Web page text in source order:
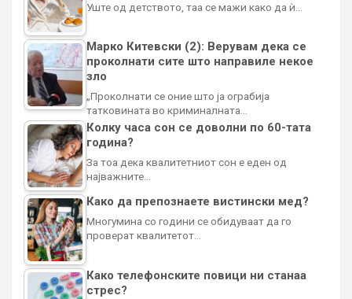
Уште од детството, таа се мажи како да ѝ…
Марко Китевски (2): Верувам дека се
проколнати сите што направиле некое
зло
„Проколнати се оние што ја ограбија
татковината во криминалната…
Колку часа сон се доволни по 60-тата
година?
За тоа дека квалитетниот сон е еден од
најважните…
Како да препознаете вистински мед?
Многумина со години се обидуваат да го
проверат квалитетот…
Како телефонските повици ни станаа
стрес?